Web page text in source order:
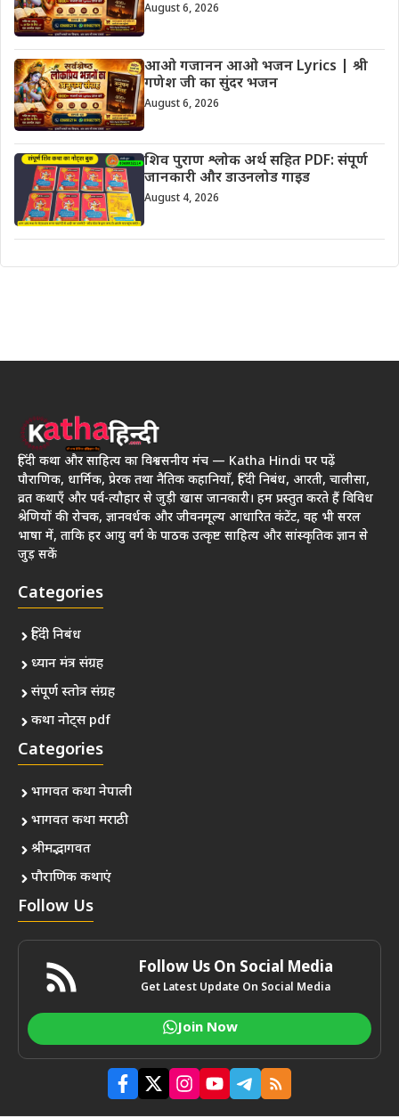
August 6, 2026
आओ गजानन आओ भजन Lyrics | श्री
गणेश जी का सुंदर भजन
August 6, 2026
शिव पुराण श्लोक अर्थ सहित PDF: संपूर्ण
जानकारी और डाउनलोड गाइड
August 4, 2026
हिंदी कथा और साहित्य का विश्वसनीय मंच — Katha Hindi पर पढ़ें
पौराणिक, धार्मिक, प्रेरक तथा नैतिक कहानियाँ, हिंदी निबंध, आरती, चालीसा,
व्रत कथाएँ और पर्व-त्यौहार से जुड़ी खास जानकारी। हम प्रस्तुत करते हैं विविध
श्रेणियों की रोचक, ज्ञानवर्धक और जीवनमूल्य आधारित कंटेंट, वह भी सरल
भाषा में, ताकि हर आयु वर्ग के पाठक उत्कृष्ट साहित्य और सांस्कृतिक ज्ञान से
जुड़ सकें
Categories
हिंदी निबंध
ध्यान मंत्र संग्रह
संपूर्ण स्तोत्र संग्रह
कथा नोट्स pdf
Categories
भागवत कथा नेपाली
भागवत कथा मराठी
श्रीमद्भागवत
पौराणिक कथाएं
Follow Us
Follow Us On Social Media
Get Latest Update On Social Media
Join Now